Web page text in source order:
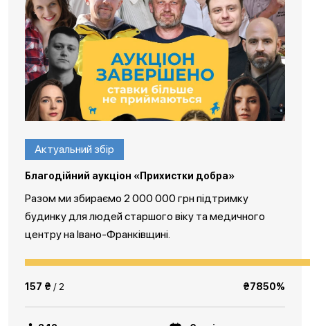
Актуальний збір
Благодійний аукціон «Прихистки добра»
Разом ми збираємо 2 000 000 грн підтримку
будинку для людей старшого віку та медичного
центру на Івано-Франківщині.
157 ₴ / 2 ₴7850%